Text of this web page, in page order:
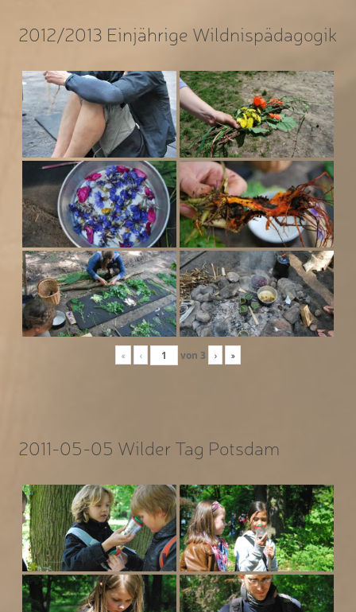
2012/2013 Einjährige Wildnispädagogik
« ‹ von 3 › »
2011-05-05 Wilder Tag Potsdam